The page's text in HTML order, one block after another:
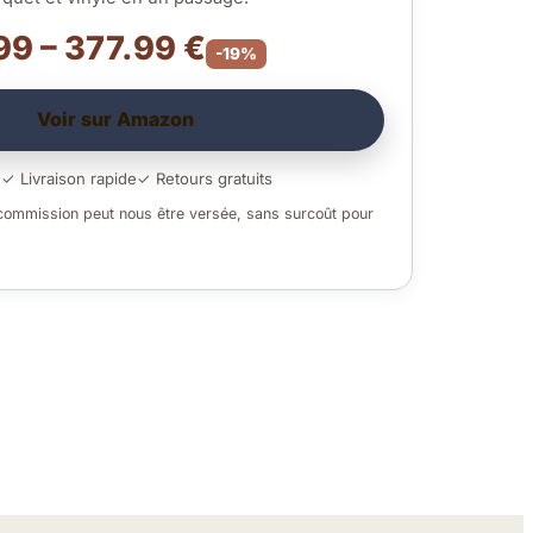
– 377.99 € -19%
Voir sur Amazon
✓ Livraison rapide✓ Retours gratuits
peut nous être versée, sans surcoût pour